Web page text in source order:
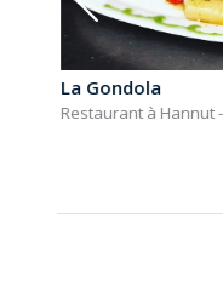
La Gondola
Restaurant à Hannut